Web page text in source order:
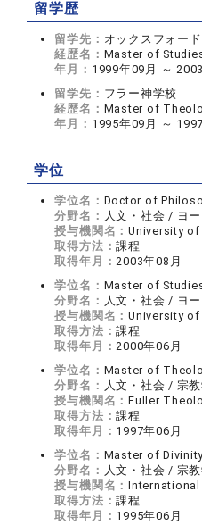
留学歴
留学先： オックスフォー
経歴名： Master of
年月： 1999年09月 ～
留学先： フラー神学校
経歴名： Master of
年月： 1995年09月 ～
学位
学位名： Doctor of
分野名： 人文・社会 / ヨ
授与機関名：University of
取得方法：課程
取得年月：2003年08月
学位名： Master of
分野名： 人文・社会 / ヨ
授与機関名：University of
取得方法：課程
取得年月：2000年06月
学位名： Master of
分野名： 人文・社会 / 宗
授与機関名：Fuller
取得方法：課程
取得年月： 1997年06月
学位名： Master of
分野名： 人文・社会 / 宗
授与機関名：
取得方法：課程
取得年月： 1995年06月